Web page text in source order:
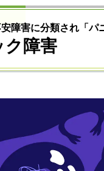
障害に分類され「パ
ク障害